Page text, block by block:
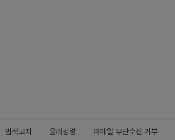
법적고지 윤리강령 이메일 무단수집 거부